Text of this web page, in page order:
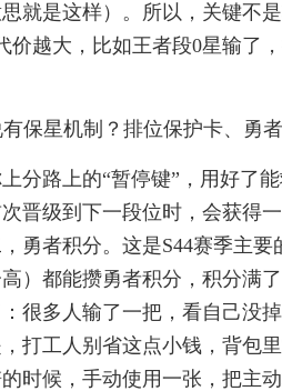
就是这样）。所以，关键不
价越大，比如王者段0星输了
保星机制？排位保护卡、勇
分路上的“暂停键”，用好了
晋级到下一段位时，会获得
勇者积分。这是S44赛季主
）都能攒勇者积分，积分满
很多人输了一把，看自己没
打工人别省这点小钱，背包
时候，手动使用一张，把主